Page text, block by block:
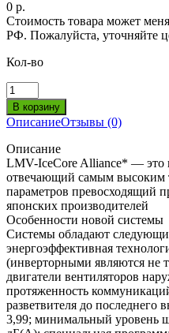
0 р.
Стоимость товара может
РФ. Пожалуйста, уточняйте
Кол-во
ОписаниеОтзывы (0)
Описание
LMV-IceCore Alliance* — это
отвечающий самым высоким
параметров превосходящий
японских производителей
Особенности новой системы
Системы обладают
энергоэффективная
(инверторными являются не
двигатели вентиляторов
протяженность
разветвителя до последнего
3,99; минимальный уровень